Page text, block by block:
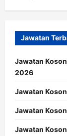
Jawatan
Jawatan
2026
Jawatan
Jawatan
Jawatan